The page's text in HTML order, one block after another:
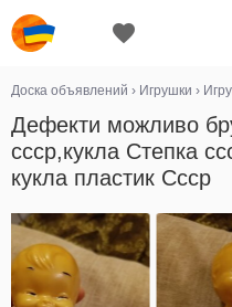
Доска объявлений › Игрушки ›
Дефекти можливо
ссср,кукла Степка
кукла пластик Ссср